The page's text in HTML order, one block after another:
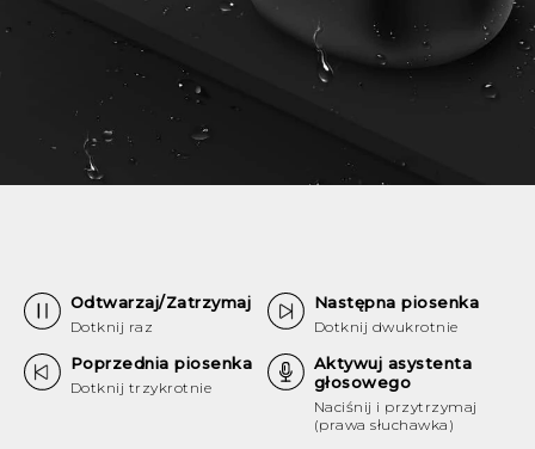
Odtwarzaj/Zatrzymaj
Dotknij raz
Następna piosenka
Dotknij dwukrotnie
Poprzednia piosenka
Dotknij trzykrotnie
Aktywuj asystenta
głosowego
Naciśnij i przytrzymaj
(prawa słuchawka)